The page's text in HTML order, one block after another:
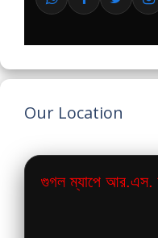
Our Location
গুগল ম্যাপে আর.এস.